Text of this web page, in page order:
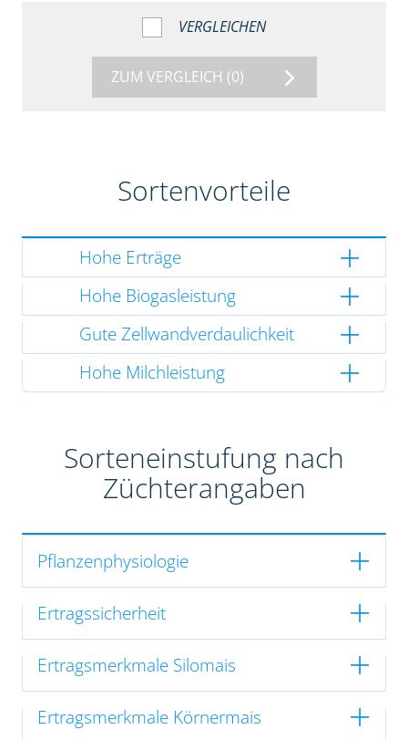
VERGLEICHEN
ZUM VERGLEICH (0)
Sortenvorteile
Hohe Erträge
Hohe Biogasleistung
Gute Zellwandverdaulichkeit
Hohe Milchleistung
Sorteneinstufung nach
Züchterangaben
Pflanzenphysiologie
Ertragssicherheit
Ertragsmerkmale Silomais
Ertragsmerkmale Körnermais